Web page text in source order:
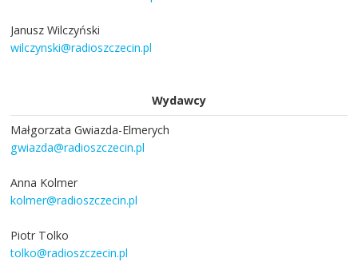
Janusz Wilczyński
wilczynski@radioszczecin.pl
Wydawcy
Małgorzata Gwiazda-Elmerych
gwiazda@radioszczecin.pl
Anna Kolmer
kolmer@radioszczecin.pl
Piotr Tolko
tolko@radioszczecin.pl